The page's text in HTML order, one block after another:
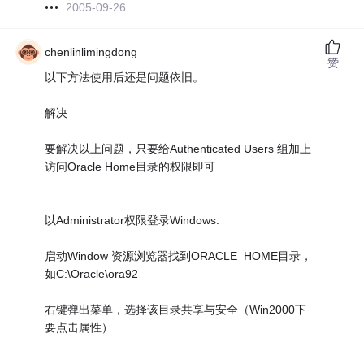
2005-09-26
chenlinlimingdong
以下方法使用后还是问题依旧。
解决
要解决以上问题，只要给Authenticated Users 组加上
访问Oracle Home目录的权限即可
以Administrator权限登录Windows.
启动Window 资源浏览器找到ORACLE_HOME目录，
如C:\Oracle\ora92
右键弹出菜单，选择该目录共享与安全（Win2000下
要点击属性）
赞